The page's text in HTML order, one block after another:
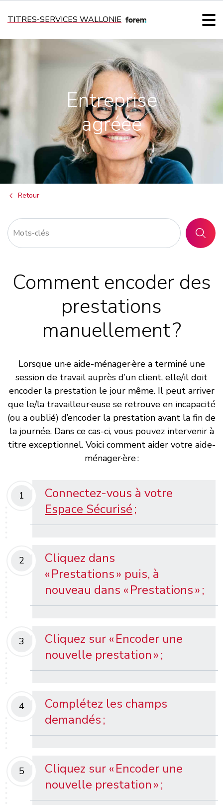
TITRES-SERVICES WALLONIE
Entreprise
agréée
Retour
Comment encoder des
prestations
manuellement ?
Lorsque un·e aide-ménager·ère a terminé une
session de travail auprès d’un client, elle/il doit
encoder la prestation le jour même. Il peut arriver
que le/la travailleur·euse se retrouve en incapacité
(ou a oublié) d’encoder la prestation avant la fin de
la journée. Dans ce cas-ci, vous pouvez intervenir à
titre exceptionnel. Voici comment aider votre aide-
ménager·ère :
1
Connectez-vous à votre
Espace Sécurisé;
2
Cliquez dans
«Prestations» puis, à
nouveau dans « Prestations » ;
3
Cliquez sur « Encoder une
nouvelle prestation »;
4
Complétez les champs
demandés;
5 Cliquez sur «Encoder une
nouvelle prestation» ;